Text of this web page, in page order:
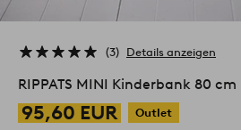
3 Details anzeigen
RIPPATS MINI Kinderbank 80 cm
95,60 EUR
Outlet